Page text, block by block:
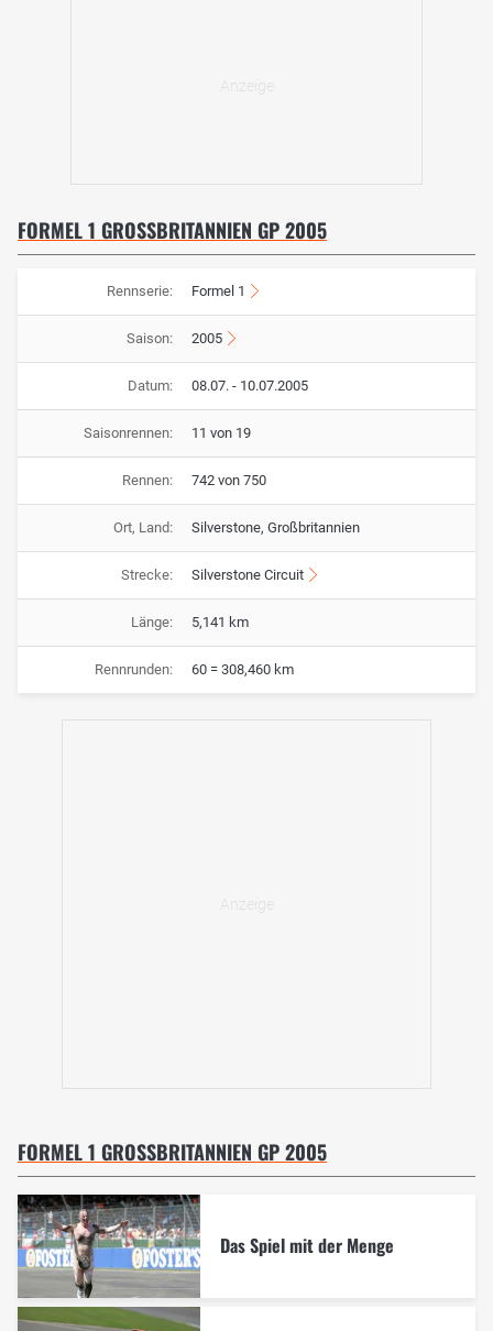
FORMEL 1 GROSSBRITANNIEN GP 2005
Rennserie: Formel 1
Saison: 2005
Datum: 08.07. - 10.07.2005
Saisonrennen: 11 von 19
Rennen: 742 von 750
Ort, Land: Silverstone, Großbritannien
Strecke: Silverstone Circuit
Länge: 5,141 km
Rennrunden: 60 = 308,460 km
FORMEL 1 GROSSBRITANNIEN GP 2005
Das Spiel mit der Menge